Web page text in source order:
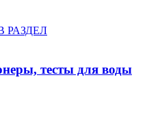
РАЗДЕЛ
тесты для воды